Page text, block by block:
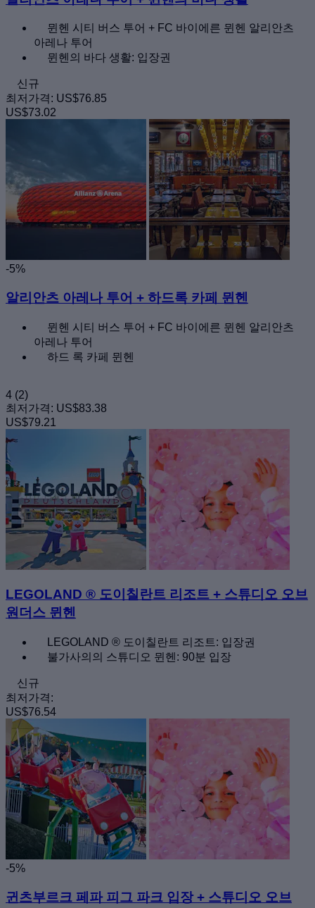
뮌헨 시티 버스 투어 + FC 바이에른 뮌헨 알리안츠
아레나 투어
뮌헨의 바다 생활: 입장권
신규
최저가격: US$76.85
US$73.02
-5%
알리안츠 아레나 투어 + 하드록 카페 뮌헨
뮌헨 시티 버스 투어 + FC 바이에른 뮌헨 알리안츠
아레나 투어
하드 록 카페 뮌헨
4 (2)
최저가격: US$83.38
US$79.21
LEGOLAND ® 도이칠란트 리조트 + 스튜디오 오브
원더스 뮌헨
LEGOLAND ® 도이칠란트 리조트: 입장권
불가사의의 스튜디오 뮌헨: 90분 입장
신규
최저가격:
US$76.54
-5%
귄츠부르크 페파 피그 파크 입장 + 스튜디오 오브